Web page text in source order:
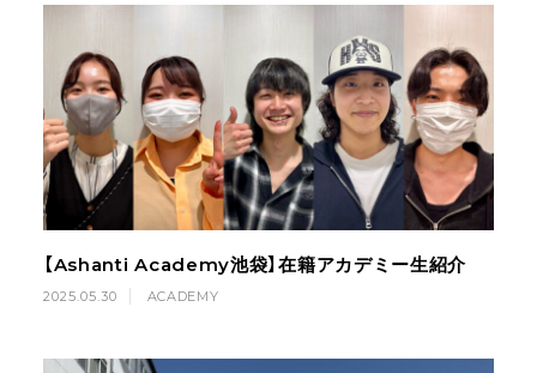
【Ashanti Academy池袋】在籍アカデミー生紹介
2025.05.30 ACADEMY